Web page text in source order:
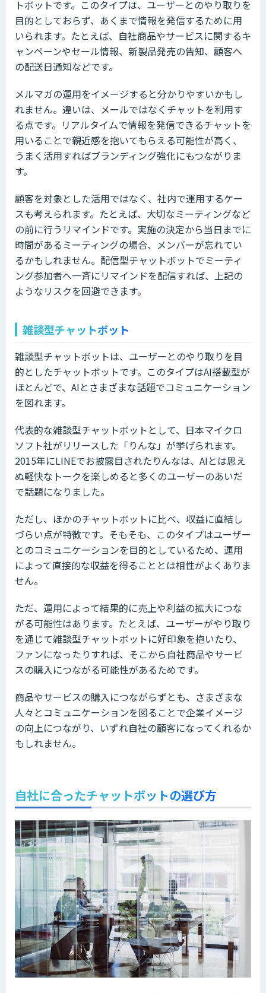
トボットです。このタイプは、ユーザーとのやり取りを
目的としておらず、あくまで情報を発信するために用
いられます。たとえば、自社商品やサービスに関するキ
ャンペーンやセール情報、新製品発売の告知、顧客へ
の配送日通知などです。
メルマガの運用をイメージすると分かりやすいかもし
れません。違いは、メールではなくチャットを利用す
る点です。リアルタイムで情報を発信できるチャットを
用いることで親近感を抱いてもらえる可能性が高く、
うまく活用すればブランディング強化にもつながりま
す。
顧客を対象とした活用ではなく、社内で運用するケー
スも考えられます。たとえば、大切なミーティングなど
の前に行うリマインドです。実施の決定から当日までに
時間があるミーティングの場合、メンバーが忘れてい
るかもしれません。配信型チャットボットでミーティ
ング参加者へ一斉にリマインドを配信すれば、上記の
ようなリスクを回避できます。
雑談型チャットボット
雑談型チャットボットは、ユーザーとのやり取りを目
的としたチャットボットです。このタイプはAI搭載型が
ほとんどで、AIとさまざまな話題でコミュニケーション
を図れます。
代表的な雑談型チャットボットとして、日本マイクロ
ソフト社がリリースした「りんな」が挙げられます。
2015年にLINEでお披露目されたりんなは、AIとは思え
ぬ軽快なトークを楽しめると多くのユーザーのあいだ
で話題になりました。
ただし、ほかのチャットボットに比べ、収益に直結し
づらい点が特徴です。そもそも、このタイプはユーザー
とのコミュニケーションを目的としているため、運用
によって直接的な収益を得ることとは相性がよくありま
せん。
ただ、運用によって結果的に売上や利益の拡大につな
がる可能性はあります。たとえば、ユーザーがやり取り
を通じて雑談型チャットボットに好印象を抱いたり、
ファンになったりすれば、そこから自社商品やサービ
スの購入につながる可能性があるためです。
商品やサービスの購入につながらずとも、さまざまな
人々とコミュニケーションを図ることで企業イメージ
の向上につながり、いずれ自社の顧客になってくれるか
もしれません。
自社に合ったチャットボットの選び方